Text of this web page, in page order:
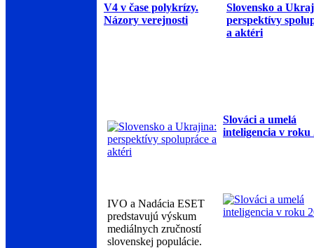
V4 v čase polykrízy.
Názory verejnosti
Slovensko a
perspektívy
a aktéri
Slováci a umelá
inteligencia v roku
IVO a Nadácia ESET
predstavujú výskum
mediálnych zručností
slovenskej populácie.